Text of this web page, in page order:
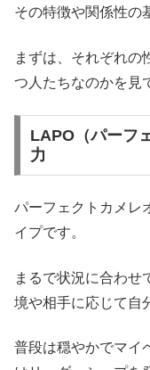
その特徴や関係性の
まずは、それぞれの
つ人たちなのかを見
LAPO（パーフ
力
パーフェクトカメレ
イプです。
まるで状況に合わせ
境や相手に応じて自
普段は穏やかでマイ